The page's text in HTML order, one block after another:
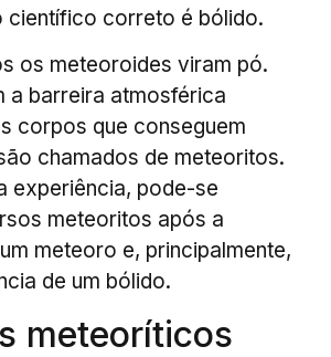
científico correto é bólido.
os meteoroides viram pó.
a barreira atmosférica
corpos que conseguem
chamados de meteoritos.
experiência, pode-se
meteoritos após a
meteoro e, principalmente,
de um bólido.
meteoríticos